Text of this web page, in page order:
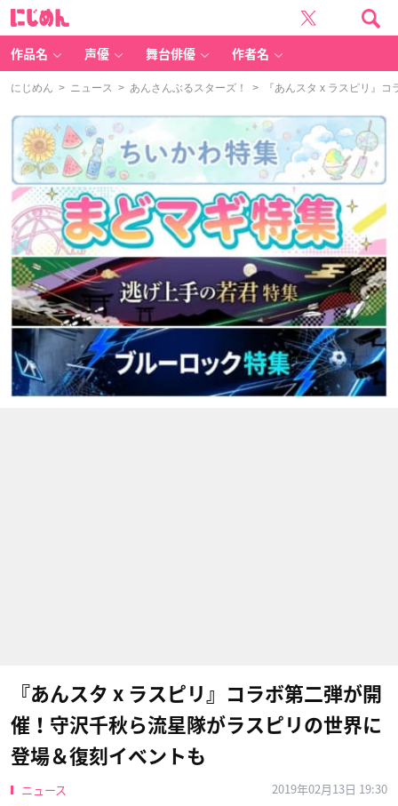
作品名 声優 舞台俳優 作者名
にじめん > ニュース > あんさんぶるスターズ！ > 『あんスタ x ラスピリ』コ
『あんスタ x ラスピリ』コラボ第二弾が開
催！守沢千秋ら流星隊がラスピリの世界に
登場＆復刻イベントも
ニュース
2019年02月13日 19:30